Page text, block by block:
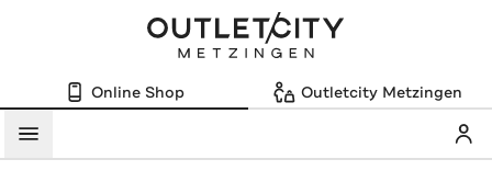
Online Shop Outletcity Metzingen
Menü